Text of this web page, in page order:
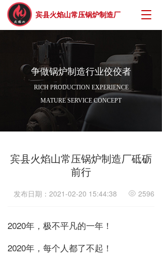
T
v
o
n
宾县火焰山常压锅炉制造厂
争做锅炉制造行业佼佼者
RICH PRODUCTION EXPERIENCE
MATURE SERVICE CONCEPT
宾县火焰山常压锅炉制造厂砥砺
前行
发布日期：2021-02-20 15:44:38 2596
2020年，极不平凡的一年！
2020年，每个人都了不起！